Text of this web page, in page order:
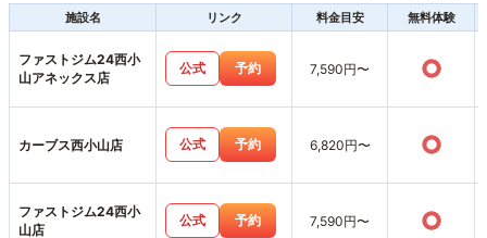
施設名
リンク 料金目安 無料体験
ファストジム24西小
山アネックス店
公式 予約 7,590円〜 ○
カーブス西小山店 公式 予約 6,820円〜 ○
ファストジム24西小
山店
公式 予約 7,590円〜 ○